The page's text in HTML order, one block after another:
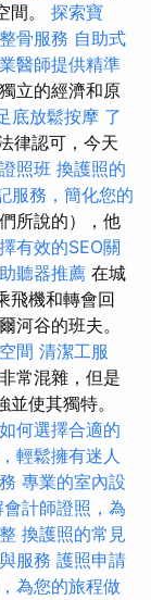
間。 探索寶
骨服務 自助式
醫師提供精準
立的經濟和原
底放鬆按摩 了
律認可，今天
照班 換護照的
服務，簡化您的
所說的），他
有效的SEO關
聽器推薦 在城
飛機和轉會回
河谷的班夫。
間 清潔工服
常混雜，但是
使其獨特。
何選擇合適的
輕鬆擁有迷人
專業的室內設
會計師證照，為
換護照的常見
服務 護照申請
為您的旅程做